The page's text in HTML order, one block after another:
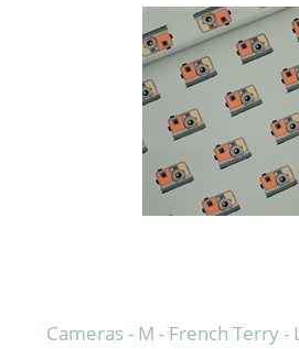
Cameras - M - French Terry -